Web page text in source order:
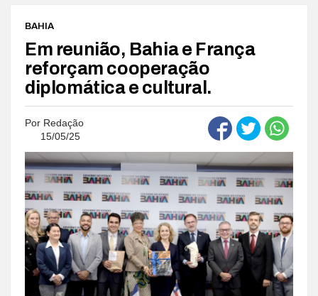
BAHIA
Em reunião, Bahia e França
reforçam cooperação
diplomática e cultural.
Por Redação
15/05/25